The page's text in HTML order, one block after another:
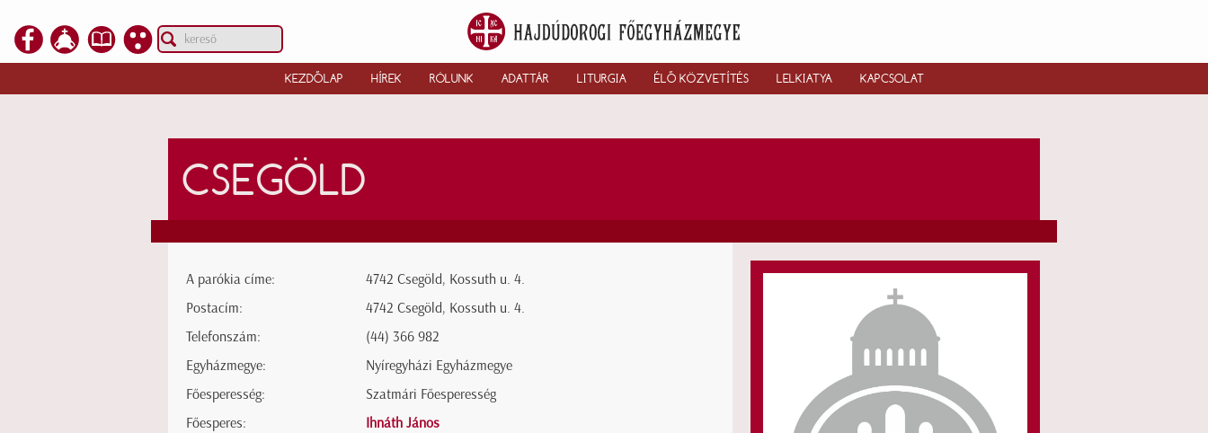
KEZDŐLAP HÍREK RÓLUNK ADATTÁR LITURGIA ÉLŐ KÖZVETÍTÉS LELKIATYA KAPCSOLAT
CSEGÖLD
A parókia címe:
4742 Csegöld, Kossuth u. 4.
Postacím:
4742 Csegöld, Kossuth u. 4.
Telefonszám:
(44) 366 982
Egyházmegye:
Nyíregyházi Egyházmegye
Főesperesség:
Szatmári Főesperesség
Főesperes:
Ihnáth János